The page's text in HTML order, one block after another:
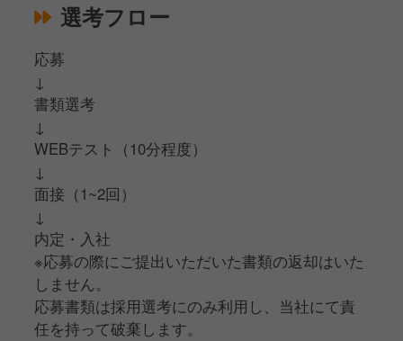
選考フロー
応募
↓
書類選考
↓
WEBテスト（10分程度）
↓
面接（1~2回）
↓
内定・入社
※応募の際にご提出いただいた書類の返却はいた
しません。
応募書類は採用選考にのみ利用し、当社にて責
任を持って破棄します。